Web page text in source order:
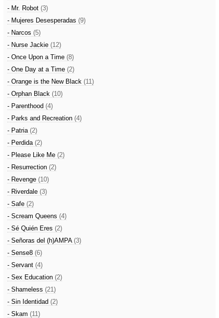
- Mr. Robot (3)
- Mujeres Desesperadas (9)
- Narcos (5)
- Nurse Jackie (12)
- Once Upon a Time (8)
- One Day at a Time (2)
- Orange is the New Black (11)
- Orphan Black (10)
- Parenthood (4)
- Parks and Recreation (4)
- Patria (2)
- Perdida (2)
- Please Like Me (2)
- Resurrection (2)
- Revenge (10)
- Riverdale (3)
- Safe (2)
- Scream Queens (4)
- Sé Quién Eres (2)
- Señoras del (h)AMPA (3)
- Sense8 (6)
- Servant (4)
- Sex Education (2)
- Shameless (21)
- Sin Identidad (2)
- Skam (11)